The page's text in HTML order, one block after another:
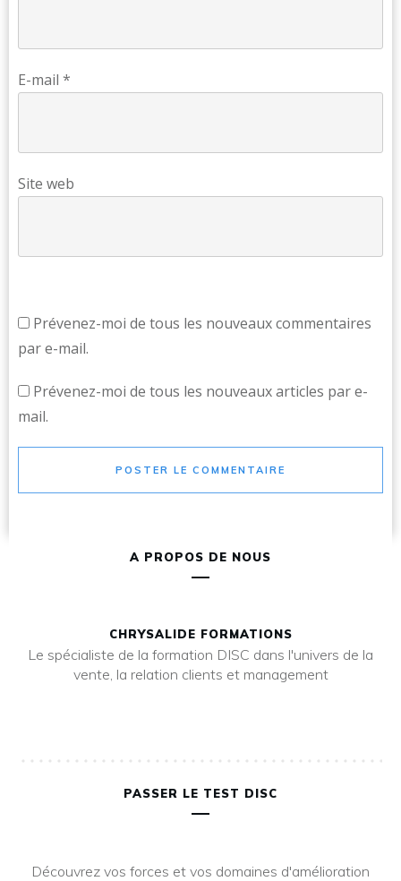
E-mail *
Site web
Prévenez-moi de tous les nouveaux commentaires
par e-mail.
Prévenez-moi de tous les nouveaux articles par e-
mail.
POSTER LE COMMENTAIRE
A PROPOS DE NOUS
CHRYSALIDE FORMATIONS
Le spécialiste de la formation DISC dans l'univers de la
vente, la relation clients et management
PASSER LE TEST DISC
Découvrez vos forces et vos domaines d'amélioration